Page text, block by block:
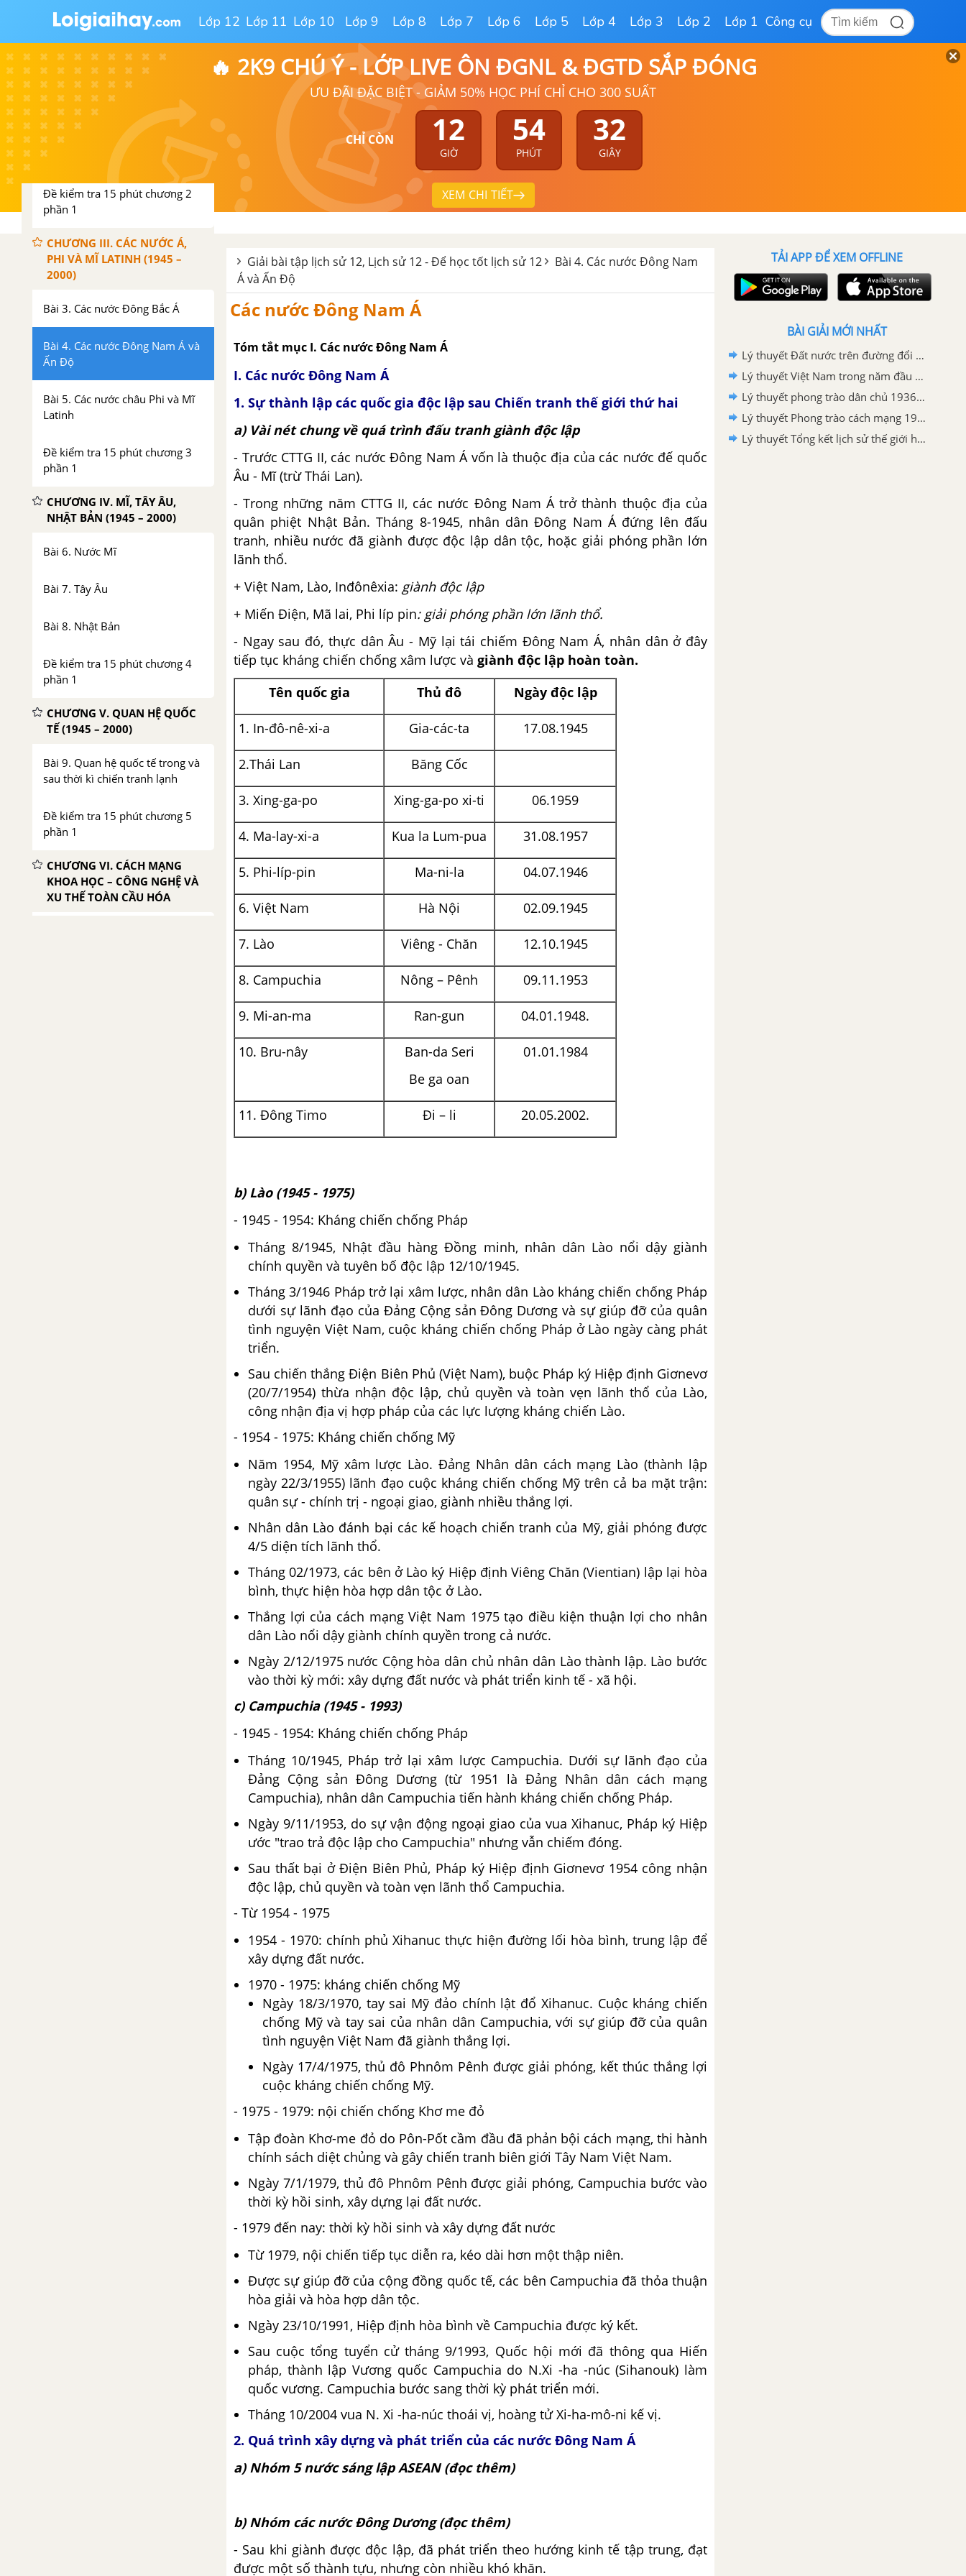
Lớp 12 Lớp 11 Lớp 10 Lớp 9 Lớp 8 Lớp 7 Lớp 6 Lớp 5 Lớp 4 Lớp 3 Lớp 2 Lớp 1 Công cụ
🔥 2K9 CHÚ Ý - LỚP LIVE ÔN ĐGNL & ĐGTD SẮP ĐÓNG
ƯU ĐÃI ĐẶC BIỆT - GIẢM 50% HỌC PHÍ CHỈ CHO 300 SUẤT
CHỈ CÒN 12
GIỜ
54
PHÚT
31
GIÂY
XEM CHI TIẾT
phần 1
CHƯƠNG II. LIÊN XÔ VÀ CÁC
NƯỚC ĐÔNG ÂU (1945 –
1991). LIÊN BANG NGA (1991
– 2000)
Bài 2. Liên Xô và các nước Đông
Âu (1945 - 2000) Liên Bang Nga
(1991 - 2000)
Đề kiểm tra 15 phút chương 2
phần 1
CHƯƠNG III. CÁC NƯỚC Á,
PHI VÀ MĨ LATINH (1945 –
2000)
Bài 3. Các nước Đông Bắc Á
Bài 4. Các nước Đông Nam Á và
Ấn Độ
Bài 5. Các nước châu Phi và Mĩ
Latinh
Đề kiểm tra 15 phút chương 3
phần 1
CHƯƠNG IV. MĨ, TÂY ÂU,
NHẬT BẢN (1945 – 2000)
Bài 6. Nước Mĩ
Bài 7. Tây Âu
Bài 8. Nhật Bản
Đề kiểm tra 15 phút chương 4
phần 1
CHƯƠNG V. QUAN HỆ QUỐC
TẾ (1945 – 2000)
Bài 9. Quan hệ quốc tế trong và
sau thời kì chiến tranh lạnh
Đề kiểm tra 15 phút chương 5
phần 1
CHƯƠNG VI. CÁCH MẠNG
KHOA HỌC – CÔNG NGHỆ VÀ
XU THẾ TOÀN CẦU HÓA
Giải bài tập lịch sử 12, Lịch sử 12 - Để học tốt lịch sử 12
Bài 4. Các nước Đông Nam
Á và Ấn Độ
Các nước Đông Nam Á
Tóm tắt mục I. Các nước Đông Nam Á
I. Các nước Đông Nam Á
1. Sự thành lập các quốc gia độc lập sau Chiến tranh thế giới thứ hai
a) Vài nét chung về quá trình đấu tranh giành độc lập
- Trước CTTG II, các nước Đông Nam Á vốn là thuộc địa của các nước đế quốc
Âu - Mĩ (trừ Thái Lan).
- Trong những năm CTTG II, các nước Đông Nam Á trở thành thuộc địa của
quân phiệt Nhật Bản. Tháng 8-1945, nhân dân Đông Nam Á đứng lên đấu
tranh, nhiều nước đã giành được độc lập dân tộc, hoặc giải phóng phần lớn
lãnh thổ.
+ Việt Nam, Lào, Inđônêxia: giành độc lập
+ Miến Điện, Mã lai, Phi líp pin: giải phóng phần lớn lãnh thổ.
- Ngay sau đó, thực dân Âu - Mỹ lại tái chiếm Đông Nam Á, nhân dân ở đây
tiếp tục kháng chiến chống xâm lược và giành độc lập hoàn toàn.
Tên quốc gia
Thủ đô Ngày độc lập
1. In-đô-nê-xi-a Gia-các-ta 17.08.1945
2.Thái Lan Băng Cốc
3. Xing-ga-po Xing-ga-po xi-ti 06.1959
4. Ma-lay-xi-a Kua la Lum-pua 31.08.1957
5. Phi-líp-pin Ma-ni-la 04.07.1946
6. Việt Nam Hà Nội 02.09.1945
7. Lào Viêng - Chăn 12.10.1945
8. Campuchia Nông – Pênh 09.11.1953
9. Mi-an-ma Ran-gun 04.01.1948.
10. Bru-nây
Ban-da Seri
Be ga oan
01.01.1984
11. Đông Timo Đi – li 20.05.2002.
b) Lào (1945 - 1975)
- 1945 - 1954: Kháng chiến chống Pháp
Tháng 8/1945, Nhật đầu hàng Đồng minh, nhân dân Lào nổi dậy giành
chính quyền và tuyên bố độc lập 12/10/1945.
Tháng 3/1946 Pháp trở lại xâm lược, nhân dân Lào kháng chiến chống Pháp
dưới sự lãnh đạo của Đảng Cộng sản Đông Dương và sự giúp đỡ của quân
tình nguyện Việt Nam, cuộc kháng chiến chống Pháp ở Lào ngày càng phát
triển.
Sau chiến thắng Điện Biên Phủ (Việt Nam), buộc Pháp ký Hiệp định Giơnevơ
(20/7/1954) thừa nhận độc lập, chủ quyền và toàn vẹn lãnh thổ của Lào,
công nhận địa vị hợp pháp của các lực lượng kháng chiến Lào.
- 1954 - 1975: Kháng chiến chống Mỹ
Năm 1954, Mỹ xâm lược Lào. Đảng Nhân dân cách mạng Lào (thành lập
ngày 22/3/1955) lãnh đạo cuộc kháng chiến chống Mỹ trên cả ba mặt trận:
quân sự - chính trị - ngoại giao, giành nhiều thắng lợi.
Nhân dân Lào đánh bại các kế hoạch chiến tranh của Mỹ, giải phóng được
4/5 diện tích lãnh thổ.
Tháng 02/1973, các bên ở Lào ký Hiệp định Viêng Chăn (Vientian) lập lại hòa
bình, thực hiện hòa hợp dân tộc ở Lào.
Thắng lợi của cách mạng Việt Nam 1975 tạo điều kiện thuận lợi cho nhân
dân Lào nổi dậy giành chính quyền trong cả nước.
Ngày 2/12/1975 nước Cộng hòa dân chủ nhân dân Lào thành lập. Lào bước
vào thời kỳ mới: xây dựng đất nước và phát triển kinh tế - xã hội.
c) Campuchia (1945 - 1993)
- 1945 - 1954: Kháng chiến chống Pháp
Tháng 10/1945, Pháp trở lại xâm lược Campuchia. Dưới sự lãnh đạo của
Đảng Cộng sản Đông Dương (từ 1951 là Đảng Nhân dân cách mạng
Campuchia), nhân dân Campuchia tiến hành kháng chiến chống Pháp.
Ngày 9/11/1953, do sự vận động ngoại giao của vua Xihanuc, Pháp ký Hiệp
ước "trao trả độc lập cho Campuchia" nhưng vẫn chiếm đóng.
Sau thất bại ở Điện Biên Phủ, Pháp ký Hiệp định Giơnevơ 1954 công nhận
độc lập, chủ quyền và toàn vẹn lãnh thổ Campuchia.
- Từ 1954 - 1975
1954 - 1970: chính phủ Xihanuc thực hiện đường lối hòa bình, trung lập để
xây dựng đất nước.
1970 - 1975: kháng chiến chống Mỹ
Ngày 18/3/1970, tay sai Mỹ đảo chính lật đổ Xihanuc. Cuộc kháng chiến
chống Mỹ và tay sai của nhân dân Campuchia, với sự giúp đỡ của quân
tình nguyện Việt Nam đã giành thắng lợi.
Ngày 17/4/1975, thủ đô Phnôm Pênh được giải phóng, kết thúc thắng lợi
cuộc kháng chiến chống Mỹ.
- 1975 - 1979: nội chiến chống Khơ me đỏ
Tập đoàn Khơ-me đỏ do Pôn-Pốt cầm đầu đã phản bội cách mạng, thi hành
chính sách diệt chủng và gây chiến tranh biên giới Tây Nam Việt Nam.
Ngày 7/1/1979, thủ đô Phnôm Pênh được giải phóng, Campuchia bước vào
thời kỳ hồi sinh, xây dựng lại đất nước.
- 1979 đến nay: thời kỳ hồi sinh và xây dựng đất nước
Từ 1979, nội chiến tiếp tục diễn ra, kéo dài hơn một thập niên.
Được sự giúp đỡ của cộng đồng quốc tế, các bên Campuchia đã thỏa thuận
hòa giải và hòa hợp dân tộc.
Ngày 23/10/1991, Hiệp định hòa bình về Campuchia được ký kết.
Sau cuộc tổng tuyển cử tháng 9/1993, Quốc hội mới đã thông qua Hiến
pháp, thành lập Vương quốc Campuchia do N.Xi -ha -núc (Sihanouk) làm
quốc vương. Campuchia bước sang thời kỳ phát triển mới.
Tháng 10/2004 vua N. Xi -ha-núc thoái vị, hoàng tử Xi-ha-mô-ni kế vị.
2. Quá trình xây dựng và phát triển của các nước Đông Nam Á
a) Nhóm 5 nước sáng lập ASEAN (đọc thêm)
b) Nhóm các nước Đông Dương (đọc thêm)
- Sau khi giành được độc lập, đã phát triển theo hướng kinh tế tập trung, đạt
được một số thành tựu, nhưng còn nhiều khó khăn.
TẢI APP ĐỂ XEM OFFLINE
BÀI GIẢI MỚI NHẤT
Lý thuyết Đất nước trên đường đổi mới đi lên chủ nghĩa xã hội (1986-2000)
Lý thuyết Việt Nam trong năm đầu sau thắng lợi của cuộc kháng chiến chống Mĩ, cứu nước năm 1975
Lý thuyết phong trào dân chủ 1936-1939
Lý thuyết Phong trào cách mạng 1930-1935
Lý thuyết Tổng kết lịch sử thế giới hiện đại từ 1945 đến năm 2000